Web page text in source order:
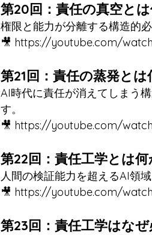
第20回：責任の真空とは
権限と能力が分離する構造的
🎥 https://youtube.com/
第21回：責任の蒸発とは
AI時代に責任が消えてしまう
す。
🎥 https://youtube.com/
第22回：責任工学とは何
人間の検証能力を超えるAI領
🎥 https://youtube.com/
第23回：責任工学はな